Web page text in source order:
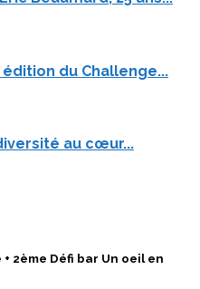
du Challenge...
au cœur...
2ème Défi bar Un oeil en